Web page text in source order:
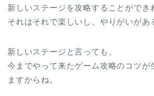
新しいステージを攻略することができ
それはそれで楽しいし、やりがいがあ
新しいステージと言っても、
今までやって来たゲーム攻略のコツが
ますからね。